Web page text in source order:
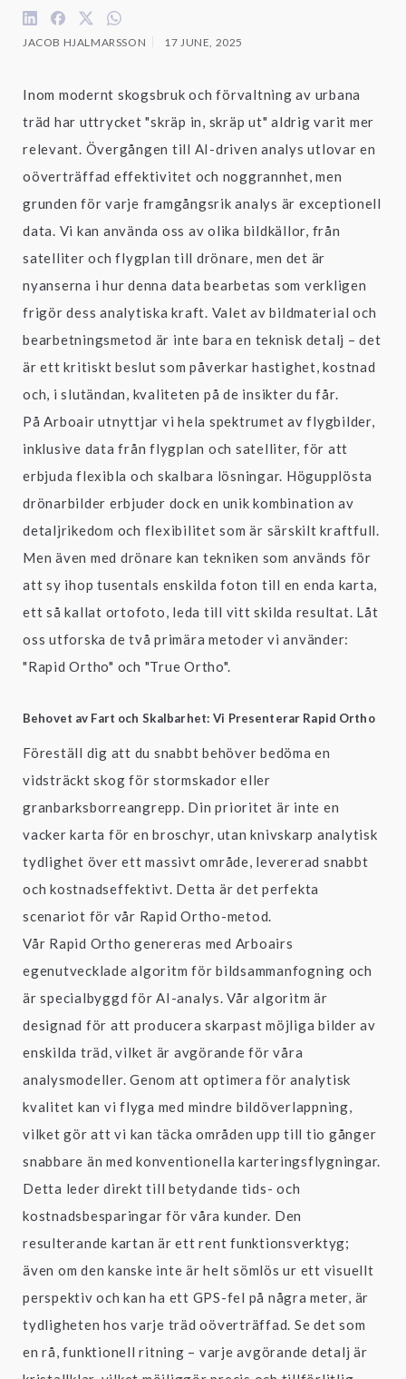
JACOB HJALMARSSON 17 JUNE, 2025
Inom modernt skogsbruk och förvaltning av urbana
träd har uttrycket "skräp in, skräp ut" aldrig varit mer
relevant. Övergången till AI-driven analys utlovar en
oöverträffad effektivitet och noggrannhet, men
grunden för varje framgångsrik analys är exceptionell
data. Vi kan använda oss av olika bildkällor, från
satelliter och flygplan till drönare, men det är
nyanserna i hur denna data bearbetas som verkligen
frigör dess analytiska kraft. Valet av bildmaterial och
bearbetningsmetod är inte bara en teknisk detalj – det
är ett kritiskt beslut som påverkar hastighet, kostnad
och, i slutändan, kvaliteten på de insikter du får.
På Arboair utnyttjar vi hela spektrumet av flygbilder,
inklusive data från flygplan och satelliter, för att
erbjuda flexibla och skalbara lösningar. Högupplösta
drönarbilder erbjuder dock en unik kombination av
detaljrikedom och flexibilitet som är särskilt kraftfull.
Men även med drönare kan tekniken som används för
att sy ihop tusentals enskilda foton till en enda karta,
ett så kallat ortofoto, leda till vitt skilda resultat. Låt
oss utforska de två primära metoder vi använder:
"Rapid Ortho" och "True Ortho".
Behovet av Fart och Skalbarhet: Vi Presenterar Rapid Ortho
Föreställ dig att du snabbt behöver bedöma en
vidsträckt skog för stormskador eller
granbarksborreangrepp. Din prioritet är inte en
vacker karta för en broschyr, utan knivskarp analytisk
tydlighet över ett massivt område, levererad snabbt
och kostnadseffektivt. Detta är det perfekta
scenariot för vår Rapid Ortho-metod.
Vår Rapid Ortho genereras med Arboairs
egenutvecklade algoritm för bildsammanfogning och
är specialbyggd för AI-analys. Vår algoritm är
designad för att producera skarpast möjliga bilder av
enskilda träd, vilket är avgörande för våra
analysmodeller. Genom att optimera för analytisk
kvalitet kan vi flyga med mindre bildöverlappning,
vilket gör att vi kan täcka områden upp till tio gånger
snabbare än med konventionella karteringsflygningar.
Detta leder direkt till betydande tids- och
kostnadsbesparingar för våra kunder. Den
resulterande kartan är ett rent funktionsverktyg;
även om den kanske inte är helt sömlös ur ett visuellt
perspektiv och kan ha ett GPS-fel på några meter, är
tydligheten hos varje träd oöverträffad. Se det som
en rå, funktionell ritning – varje avgörande detalj är